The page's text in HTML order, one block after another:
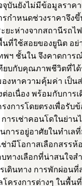
จุบันยังไม่มีข้อมูลราค
รกำหนดช่วงราคาจึง
ะยะห่างจากสถานีรถ
ที่ใช้สอยของยูนิต อย่
พฯ ชั้นใน จึงคาดกา
ยบกับคุณภาพชีวิตที่ได้
งหาความคุ้มค่า เป็น
อเนื่อง พร้อมกับการ
งการโดยตรงเพื่อรับ
ารเช่าคอนโดในย่า
การอยู่อาศัยในทำเล
ช่ามีโอกาสเลือกสรร
ทางเลือกที่น่าสนใจ
เดินทาง การพักผ่อน
ครงการต่างๆ ในพื้น